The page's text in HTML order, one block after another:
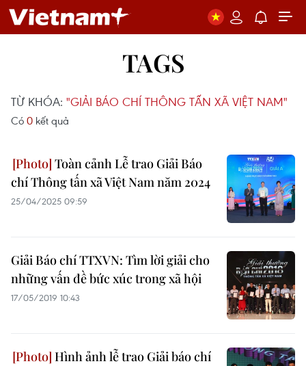
TAGS
TỪ KHÓA: "GIẢI BÁO CHÍ THÔNG TẤN XÃ VIỆT NAM"
Có 0 kết quả
Toàn cảnh Lễ trao Giải Báo
chí Thông tấn xã Việt Nam năm 2024
25/04/2025 09:59
Giải Báo chí TTXVN: Tìm lời giải cho
những vấn đề bức xúc trong xã hội
17/05/2019 10:43
Hình ảnh lễ trao Giải báo chí